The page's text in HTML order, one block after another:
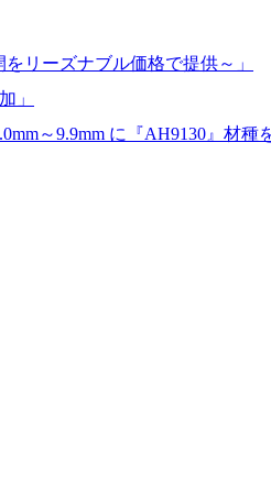
リーズナブル価格で提供～」
」
～9.9mm に『AH9130』材種